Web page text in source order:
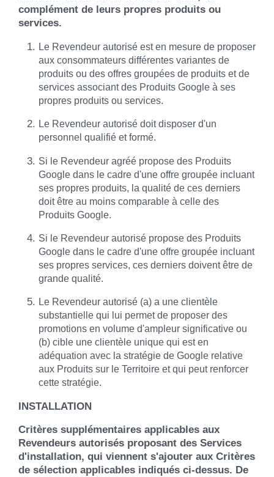
complément de leurs propres produits ou
services.
Le Revendeur autorisé est en mesure de proposer
aux consommateurs différentes variantes de
produits ou des offres groupées de produits et de
services associant des Produits Google à ses
propres produits ou services.
Le Revendeur autorisé doit disposer d'un
personnel qualifié et formé.
Si le Revendeur agréé propose des Produits
Google dans le cadre d'une offre groupée incluant
ses propres produits, la qualité de ces derniers
doit être au moins comparable à celle des
Produits Google.
Si le Revendeur autorisé propose des Produits
Google dans le cadre d'une offre groupée incluant
ses propres services, ces derniers doivent être de
grande qualité.
Le Revendeur autorisé (a) a une clientèle
substantielle qui lui permet de proposer des
promotions en volume d'ampleur significative ou
(b) cible une clientèle unique qui est en
adéquation avec la stratégie de Google relative
aux Produits sur le Territoire et qui peut renforcer
cette stratégie.
INSTALLATION
Critères supplémentaires applicables aux
Revendeurs autorisés proposant des Services
d'installation, qui viennent s'ajouter aux Critères
de sélection applicables indiqués ci-dessus. De